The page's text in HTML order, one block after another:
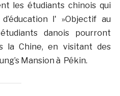
les étudiants chinois qui
l' »Objectif au
danois pourront
la Chine, en visitant des
Mansion à Pékin.